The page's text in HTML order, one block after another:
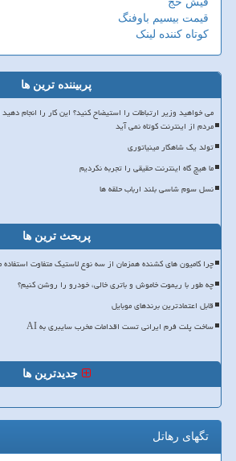
قیمت بیسیم باوفنگ
کوتاه کننده لینک
پربیننده ترین ها
می خواهید وزیر ارتباطات را استیضاح کنید؟ این کار را انجام
مردم از اینترنت کوتاه نمی آید
تولد یک شاهکار مینیاتوری
ما هیچ گاه اینترنت حقیقی را تجربه نکردیم
نسل سوم شاسی بلند ارباب حلقه ها
پربحث ترین ها
چرا کامیون های کشنده همزمان از سه نوع لاستیک متفاوت استفاده
چه طور با ریموت خاموش و باتری خالی، خودرو را روشن کنیم؟
قابل اعتمادترین برندهای موبایل
ساخت پلت فرم ایرانی تست اقدامات مخرب سایبری به AI
جدیدترین ها
تگهای رهاتل